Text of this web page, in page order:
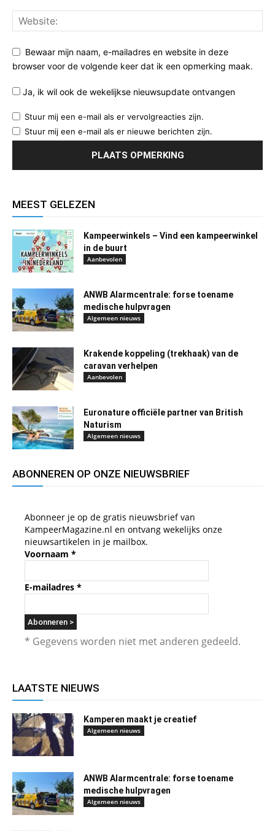
Bewaar mijn naam, e-mailadres en website in deze
browser voor de volgende keer dat ik een opmerking maak.
Ja, ik wil ook de wekelijkse nieuwsupdate ontvangen
Stuur mij een e-mail als er vervolgreacties zijn.
Stuur mij een e-mail als er nieuwe berichten zijn.
MEEST GELEZEN
Kampeerwinkels – Vind een kampeerwinkel
in de buurt
Aanbevolen
ANWB Alarmcentrale: forse toename
medische hulpvragen
Algemeen nieuws
Krakende koppeling (trekhaak) van de
caravan verhelpen
Aanbevolen
Euronature officiële partner van British
Naturism
Algemeen nieuws
ABONNEREN OP ONZE NIEUWSBRIEF
Abonneer je op de gratis nieuwsbrief van
KampeerMagazine.nl en ontvang wekelijks onze
nieuwsartikelen in je mailbox.
Voornaam *
E-mailadres *
* Gegevens worden niet met anderen gedeeld.
LAATSTE NIEUWS
Kamperen maakt je creatief
Algemeen nieuws
ANWB Alarmcentrale: forse toename
medische hulpvragen
Algemeen nieuws